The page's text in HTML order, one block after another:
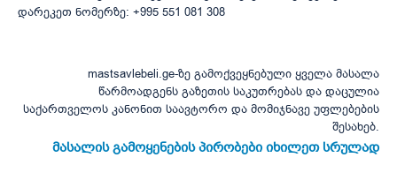
დარეკეთ ნომერზე: +995 551 081 308
mastsavlebeli.ge-ზე გამოქვეყნებული ყველა მასალა
წარმოადგენს გაზეთის საკუთრებას და დაცულია
საქართველოს კანონით საავტორო და მომიჯნავე უფლებების
შესახებ.
მასალის გამოყენების პირობები იხილეთ სრულად